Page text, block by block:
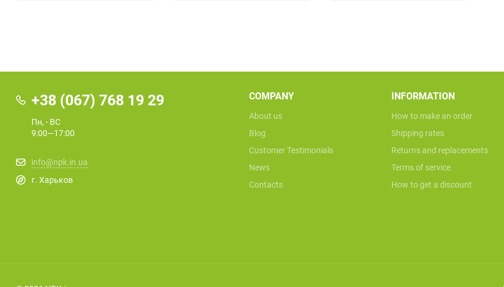
+38 (067) 768 19 29
Пн, - ВС
9:00—17:00
info@npk.in.ua
г. Харьков
COMPANY
About us
Blog
Customer Testimonials
News
Contacts
INFORMATION
How to make an order
Shipping rates
Returns and replacements
Terms of service
How to get a discount